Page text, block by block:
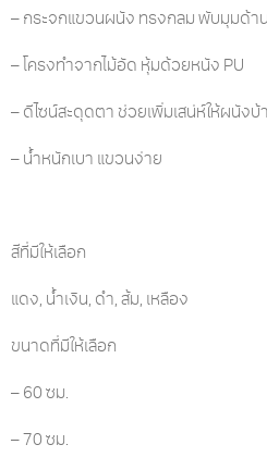
– กระจกแขวนผนัง ทรงกลม พับมุมด้า
– โครงทำจากไม้อัด หุ้มด้วยหนัง PU
– ดีไซน์สะดุดตา ช่วยเพิ่มเสน่ห์ให้ผนังบ้
– น้ำหนักเบา แขวนง่าย
สีที่มีให้เลือก
แดง, น้ำเงิน, ดำ, ส้ม, เหลือง
ขนาดที่มีให้เลือก
– 60 ซม.
– 70 ซม.